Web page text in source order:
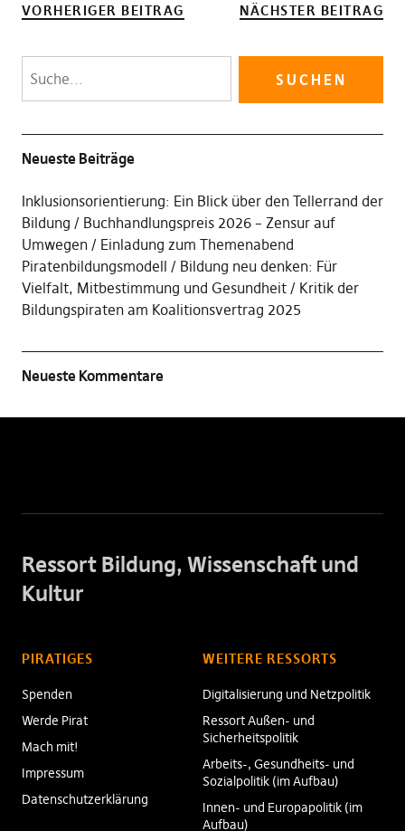
VORHERIGER BEITRAG NÄCHSTER BEITRAG
Neueste Beiträge
Inklusionsorientierung: Ein Blick über den Tellerrand der
Bildung
Buchhandlungspreis 2026 – Zensur auf
Umwegen
Einladung zum Themenabend
Piratenbildungsmodell
Bildung neu denken: Für
Vielfalt, Mitbestimmung und Gesundheit
Kritik der
Bildungspiraten am Koalitionsvertrag 2025
Neueste Kommentare
Ressort Bildung, Wissenschaft und
Kultur
PIRATIGES
Spenden
Werde Pirat
Mach mit!
Impressum
Datenschutzerklärung
WEITERE RESSORTS
Digitalisierung und Netzpolitik
Ressort Außen- und
Sicherheitspolitik
Arbeits-, Gesundheits- und
Sozialpolitik (im Aufbau)
Innen- und Europapolitik (im
Aufbau)